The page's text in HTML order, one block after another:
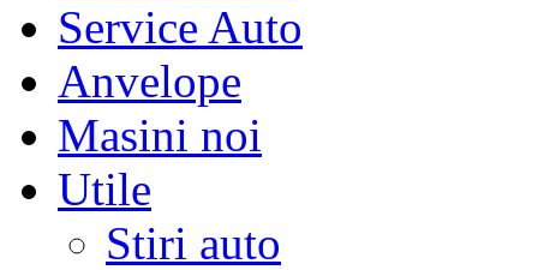
Service Auto
Anvelope
Masini noi
Utile
Stiri auto